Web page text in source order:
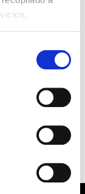
Renteria,
mortal